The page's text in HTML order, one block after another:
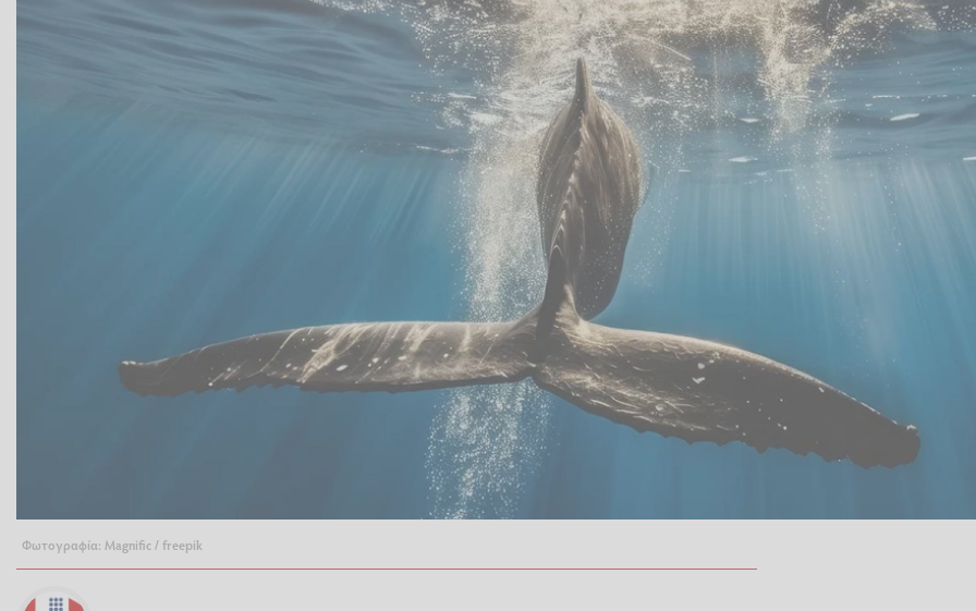
Φωτογραφία: Magnific / freepik